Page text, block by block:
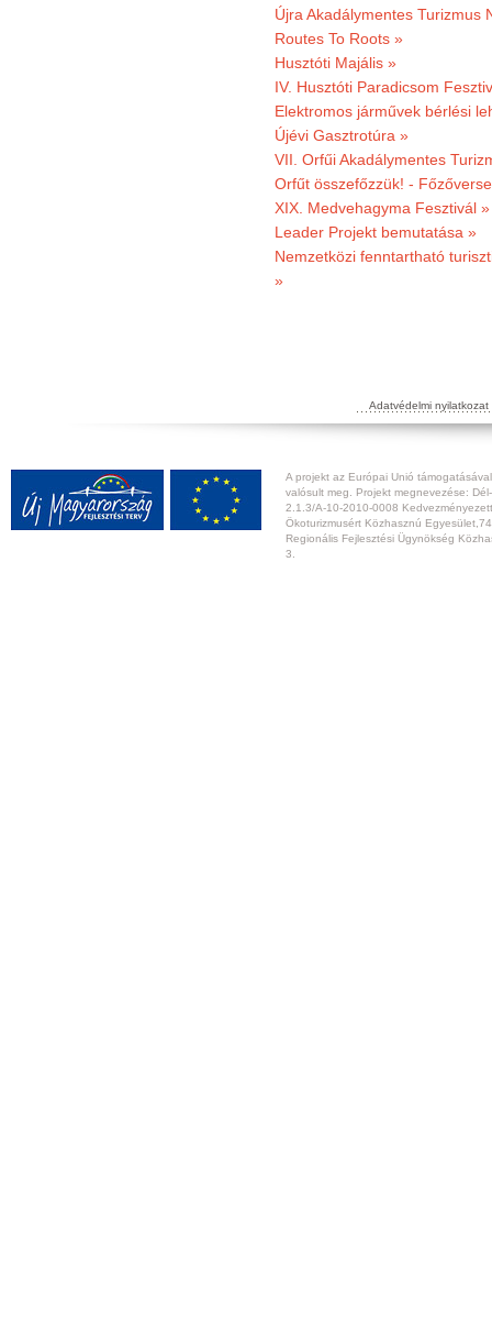
Újra Akadálymentes Turizmus
Routes To Roots »
Husztóti Majális »
IV. Husztóti Paradicsom
Elektromos járművek bérlési
Újévi Gasztrotúra »
VII. Orfűi Akadálymentes
Orfűt összefőzzük! -
XIX. Medvehagyma Fesztivál »
Leader Projekt bemutatása »
Nemzetközi fenntartható
»
Adatvédelmi nyilatkozat
A projekt az Európai Unió
valósult meg. Projekt megnevezése:
2.1.3/A-10-2010-0008
Ökoturizmusért Közhasznú
Regionális Fejlesztési Ügynökség
3.